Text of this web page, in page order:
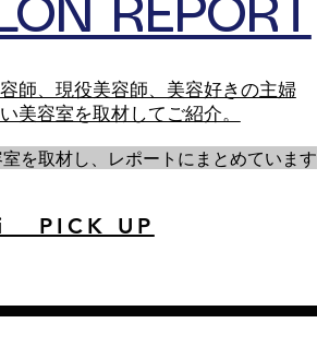
REPORT
師、現役美容師、美容好きの主婦
美容室を取材してご紹介。
を取材し、レポートにまとめています
PICK UP